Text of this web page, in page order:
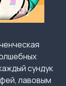
сундук
лавовым